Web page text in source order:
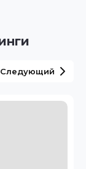
Следующий